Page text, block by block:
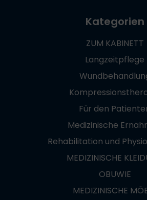
Kategorien
ZUM KABINETT
Langzeitpflege
Für den
Medizinische
Rehabilitation und
MEDIZINISCHE
OBUWIE
MEDIZINISCHE